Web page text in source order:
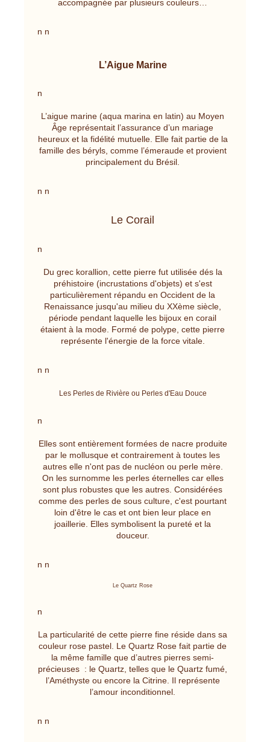
accompagnée par plusieurs couleurs…
n n
L’Aigue Marine
n
L’aigue marine (aqua marina en latin) au Moyen
Âge représentait l’assurance d’un mariage
heureux et la fidélité mutuelle. Elle fait partie de la
famille des béryls, comme l’émeraude et provient
principalement du Brésil.
n n
Le Corail
n
Du grec korallion, cette pierre fut utilisée dés la
préhistoire (incrustations d'objets) et s'est
particulièrement répandu en Occident de la
Renaissance jusqu'au milieu du XXème siècle,
période pendant laquelle les bijoux en corail
étaient à la mode. Formé de polype, cette pierre
représente l'énergie de la force vitale.
n n
Les Perles de Rivière ou Perles d'Eau Douce
n
Elles sont entièrement formées de nacre produite
par le mollusque et contrairement à toutes les
autres elle n'ont pas de nucléon ou perle mère.
On les surnomme les perles éternelles car elles
sont plus robustes que les autres. Considérées
comme des perles de sous culture, c'est pourtant
loin d'être le cas et ont bien leur place en
joaillerie. Elles symbolisent la pureté et la
douceur.
n n
Le Quartz Rose
n
La particularité de cette pierre fine réside dans sa
couleur rose pastel. Le Quartz Rose fait partie de
la même famille que d’autres pierres semi-
précieuses : le Quartz, telles que le Quartz fumé,
l’Améthyste ou encore la Citrine. Il représente
l’amour inconditionnel.
n n